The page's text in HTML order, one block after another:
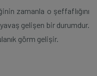
zamanla o şeffaflığını
gelişen bir durumdur.
görm gelişir.